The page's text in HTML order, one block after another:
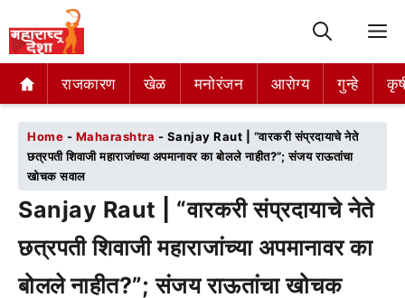
राजकारण खेळ मनोरंजन आरोग्य गुन्हे
राजकारण खेळ मनोरंजन आरोग्य गुन्हे
Home - Maharashtra - Sanjay Raut | “वारकरी संप्रदायाचे नेते
छत्रपती शिवाजी महाराजांच्या अपमानावर का बोलले नाहीत?”; संजय राऊतांचा
खोचक सवाल
Sanjay Raut | “वारकरी संप्रदायाचे नेते
छत्रपती शिवाजी महाराजांच्या अपमानावर का
बोलले नाहीत?”; संजय राऊतांचा खोचक